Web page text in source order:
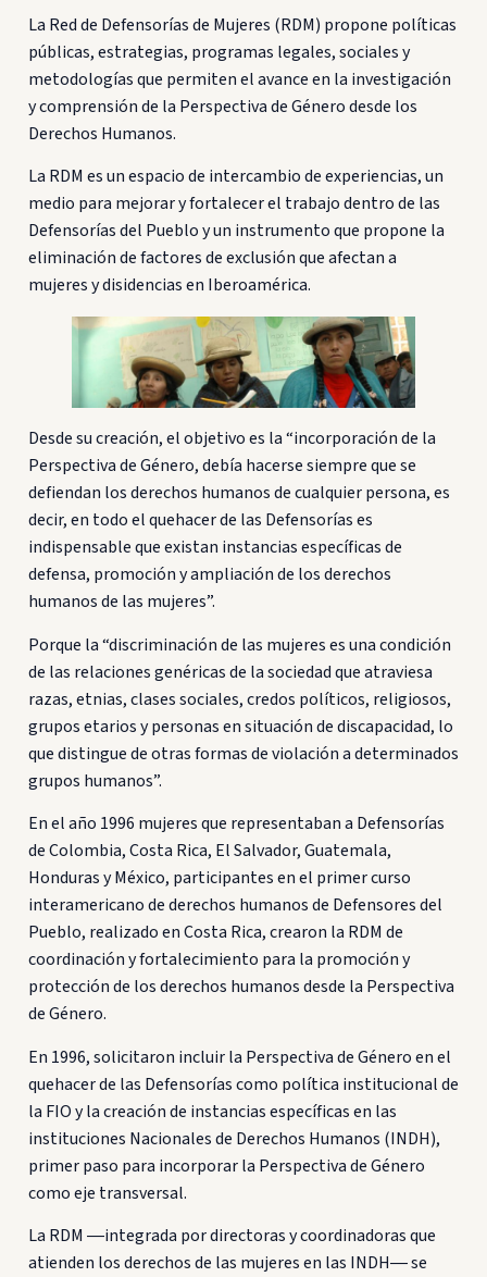
La Red de Defensorías de Mujeres (RDM) propone políticas
públicas, estrategias, programas legales, sociales y
metodologías que permiten el avance en la investigación
y comprensión de la Perspectiva de Género desde los
Derechos Humanos.
La RDM es un espacio de intercambio de experiencias, un
medio para mejorar y fortalecer el trabajo dentro de las
Defensorías del Pueblo y un instrumento que propone la
eliminación de factores de exclusión que afectan a
mujeres y disidencias en Iberoamérica.
Desde su creación, el objetivo es la “incorporación de la
Perspectiva de Género, debía hacerse siempre que se
defiendan los derechos humanos de cualquier persona, es
decir, en todo el quehacer de las Defensorías es
indispensable que existan instancias específicas de
defensa, promoción y ampliación de los derechos
humanos de las mujeres”.
Porque la “discriminación de las mujeres es una condición
de las relaciones genéricas de la sociedad que atraviesa
razas, etnias, clases sociales, credos políticos, religiosos,
grupos etarios y personas en situación de discapacidad, lo
que distingue de otras formas de violación a determinados
grupos humanos”.
En el año 1996 mujeres que representaban a Defensorías
de Colombia, Costa Rica, El Salvador, Guatemala,
Honduras y México, participantes en el primer curso
interamericano de derechos humanos de Defensores del
Pueblo, realizado en Costa Rica, crearon la RDM de
coordinación y fortalecimiento para la promoción y
protección de los derechos humanos desde la Perspectiva
de Género.
En 1996, solicitaron incluir la Perspectiva de Género en el
quehacer de las Defensorías como política institucional de
la FIO y la creación de instancias específicas en las
instituciones Nacionales de Derechos Humanos (INDH),
primer paso para incorporar la Perspectiva de Género
como eje transversal.
La RDM ―integrada por directoras y coordinadoras que
atienden los derechos de las mujeres en las INDH― se